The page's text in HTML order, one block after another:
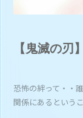
【鬼滅の刃
恐怖の絆って・・
関係にあるという